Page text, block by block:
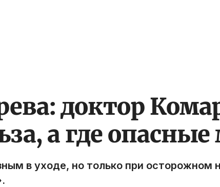
доктор
а где
в уходе, но только при осторожном